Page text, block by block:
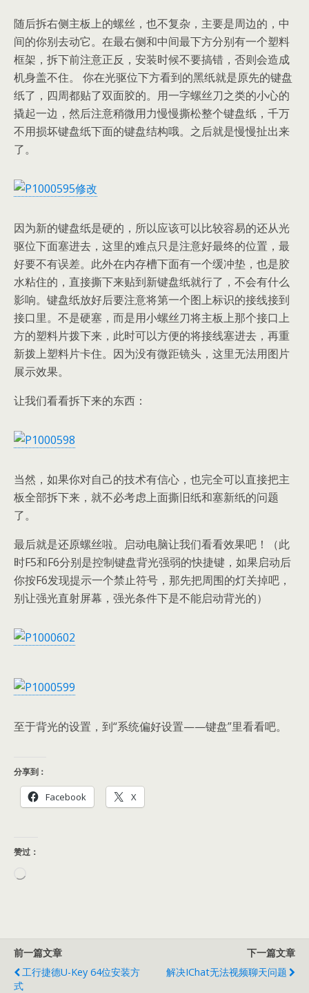
随后拆右侧主板上的螺丝，也不复杂，主要是周边的，中
间的你别去动它。在最右侧和中间最下方分别有一个塑料
框架，拆下前注意正反，安装时候不要搞错，否则会造成
机身盖不住。 你在光驱位下方看到的黑纸就是原先的键盘
纸了，四周都贴了双面胶的。用一字螺丝刀之类的小心的
撬起一边，然后注意稍微用力慢慢撕松整个键盘纸，千万
不用损坏键盘纸下面的键盘结构哦。之后就是慢慢扯出来
了。
因为新的键盘纸是硬的，所以应该可以比较容易的还从光
驱位下面塞进去，这里的难点只是注意好最终的位置，最
好要不有误差。此外在内存槽下面有一个缓冲垫，也是胶
水粘住的，直接撕下来贴到新键盘纸就行了，不会有什么
影响。键盘纸放好后要注意将第一个图上标识的接线接到
接口里。不是硬塞，而是用小螺丝刀将主板上那个接口上
方的塑料片拨下来，此时可以方便的将接线塞进去，再重
新拨上塑料片卡住。因为没有微距镜头，这里无法用图片
展示效果。
让我们看看拆下来的东西：
当然，如果你对自己的技术有信心，也完全可以直接把主
板全部拆下来，就不必考虑上面撕旧纸和塞新纸的问题
了。
最后就是还原螺丝啦。启动电脑让我们看看效果吧！（此
时F5和F6分别是控制键盘背光强弱的快捷键，如果启动后
你按F6发现提示一个禁止符号，那先把周围的灯关掉吧，
别让强光直射屏幕，强光条件下是不能启动背光的）
至于背光的设置，到“系统偏好设置——键盘”里看看吧。
分享到：
Facebook X
赞过：
前一篇文章
工行捷德U-Key 64位安装方
式
下一篇文章
解决iChat无法视频聊天问题